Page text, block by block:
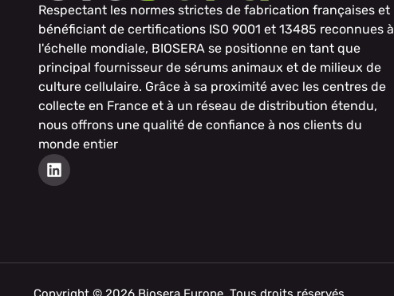
Respectant les normes strictes de fabrication françaises et
bénéficiant de certifications ISO 9001 et 13485 reconnues à
l'échelle mondiale, BIOSERA se positionne en tant que
principal fournisseur de sérums animaux et de milieux de
culture cellulaire. Grâce à sa proximité avec les centres de
collecte en France et à un réseau de distribution étendu,
nous offrons une qualité de confiance à nos clients du
monde entier